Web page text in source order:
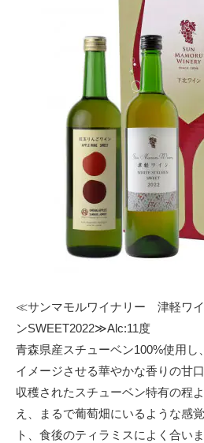
≪サンマモルワイナリー 津軽ワ
ンSWEET2022≫Alc:11度
青森県産スチューベン100%使用し
イメージさせる華やかな香りの甘
収穫されたスチューベン特有の程
え、まるで葡萄畑にいるような感
ト、食後のティラミスによく合いま